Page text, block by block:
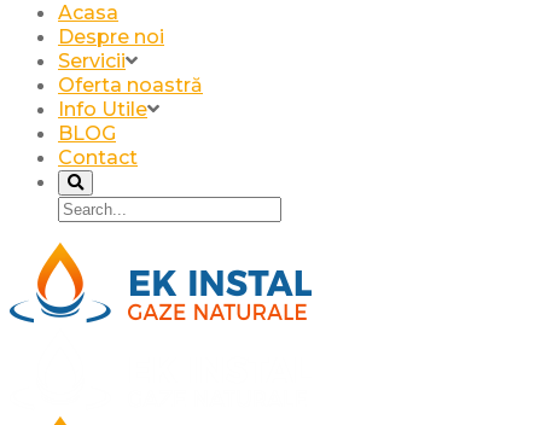
Acasa
Despre noi
Servicii
Oferta noastră
Info Utile
BLOG
Contact